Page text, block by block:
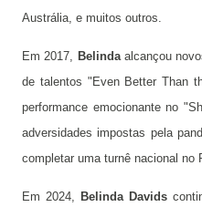
Austrália, e muitos outros.
Em 2017, Belindaalcançou
de talentos "Even Better Than
performance emocionante no
adversidades impostas pela
completar uma turnê nacional no
Em 2024, Belinda Davids